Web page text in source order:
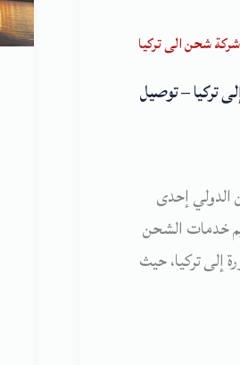
شركة شحن الى تركيا
تركيا – توصيل
الدولي إحدى
خدمات الشحن
إلى تركيا، حيث